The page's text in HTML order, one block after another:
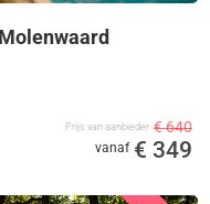
Prijs van aanbieder € 640
vanaf € 349